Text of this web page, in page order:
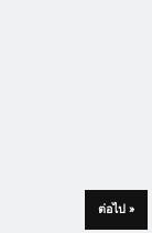
ต่อไป »